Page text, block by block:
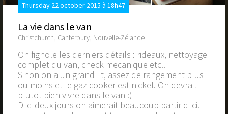
Thursday 22 october 2015 à 18h47
La vie dans le van
Christchurch, Canterbury, Nouvelle-Zélande
On fignole les derniers détails : rideaux, nettoyage
complet du van, check mecanique etc..
Sinon on a un grand lit, assez de rangement plus
ou moins et le gaz cooker est nickel. On devrait
plutot bien vivre dans le van :)
D'ici deux jours on aimerait beaucoup partir d'ici.